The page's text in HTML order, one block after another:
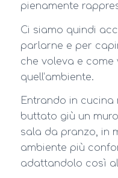
pienamente
Ci siamo quindi
parlarne e per
che voleva e come
quell’ambiente.
Entrando in
buttato giù un
sala da pranzo, in
ambiente più
adattandolo così